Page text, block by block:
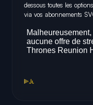
dessous toutes les
via vos abonnements